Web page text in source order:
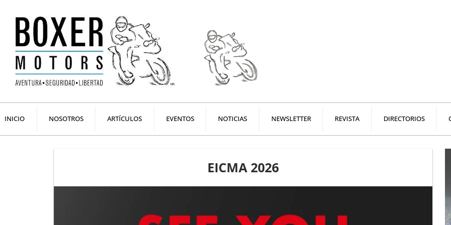
contenido
INICIO NOSOTROS ARTÍCULOS EVENTOS NOTICIAS NEWSLETTER REVISTA DIRECTORIOS
EICMA 2026